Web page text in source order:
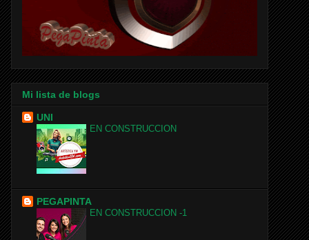
Mi lista de blogs
UNI
EN CONSTRUCCION
PEGAPINTA
EN CONSTRUCCION -1